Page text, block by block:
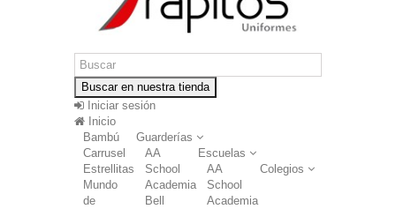
Buscar en nuestra tienda
Iniciar sesión
Inicio
Guarderías
Bambú
Carrusel
Estrellitas
Mundo
de
Escuelas
AA
School
Academia
Bell
Colegios
AA
School
Academia